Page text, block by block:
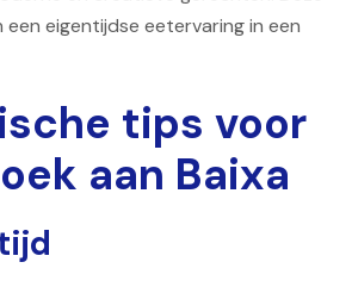
eigentijdse eetervaring in een
tips voor
aan Baixa